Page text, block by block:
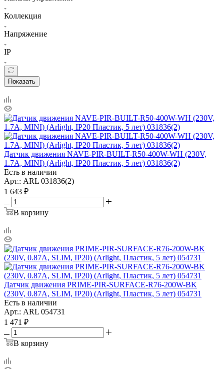
Коллекция
Напряжение
IP
Показать
Датчик движения NAVE-PIR-BUILT-R50-400W-WH (230V,
1.7A, MINI) (Arlight, IP20 Пластик, 5 лет) 031836(2)
Есть в наличии
Арт.: ARL 031836(2)
1 643 ₽
В корзину
Датчик движения PRIME-PIR-SURFACE-R76-200W-BK
(230V, 0.87A, SLIM, IP20) (Arlight, Пластик, 5 лет) 054731
Есть в наличии
Арт.: ARL 054731
1 471 ₽
В корзину